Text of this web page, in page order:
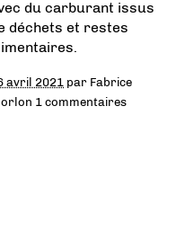
du carburant issus
déchets et restes
avril 2021 par Fabrice
1 commentaires